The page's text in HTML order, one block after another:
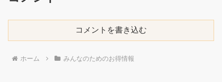
コメントを書き込む
ホーム みんなのためのお得情報